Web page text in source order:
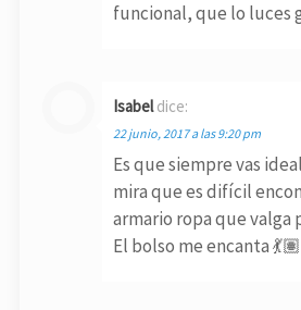
funcional, que lo luces
Isabel dice:
22 junio, 2017 a las 9:20 pm
Es que siempre vas
mira que es difícil
armario ropa que valga
El bolso me encanta 💃🏽